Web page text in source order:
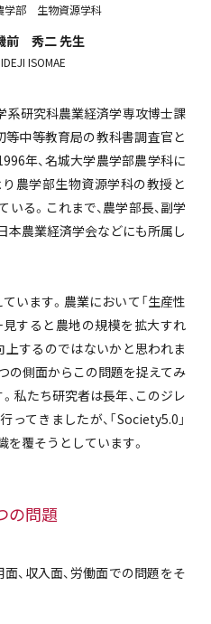
学部 生物資源学科
前 秀二 先生
ISOMAE
系研究科農業経済学専攻博士課
等中等教育局の教科書調査官と
年、名城大学農学部農学科に
農学部生物資源学科の教授と
る。これまで、農学部長、副学
本農業経済学会などにも所属し
います。農業において「生産性
見すると農地の規模を拡大すれ
上するのではないかと思われま
の側面からこの問題を捉えてみ
私たち研究者は長年、このジレ
てきましたが、「Society5.0」
覆そうとしています。
の問題
、収入面、労働面での問題をそ